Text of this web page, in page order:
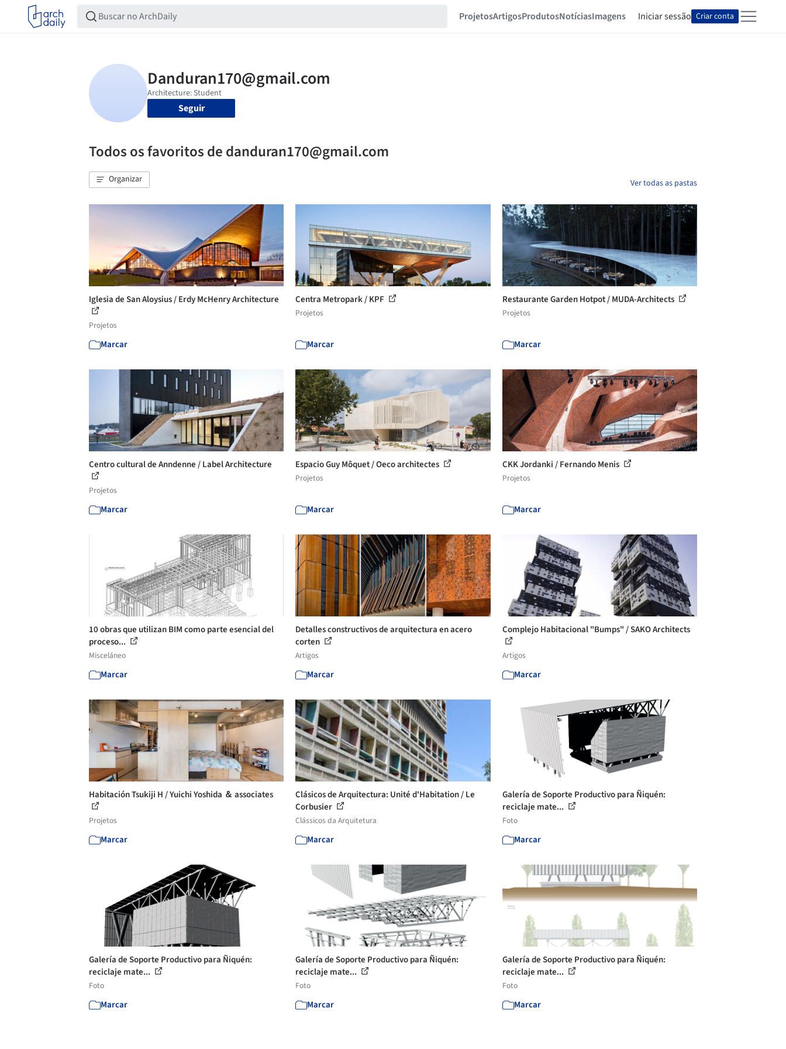
ProjetosArtigosProdutosNotíciasImagens Iniciar sessão Criar conta
Seguir
Todos os favoritos de danduran170@gmail.com
Organizar Ver todas as pastas
Iglesia de San Aloysius / Erdy McHenry Architecture
Projetos
Marcar
Centra Metropark / KPF
Projetos
Marcar
Restaurante Garden Hotpot / MUDA-Architects
Projetos
Marcar
Centro cultural de Anndenne / Label Architecture
Projetos
Marcar
Espacio Guy Môquet / Oeco architectes
Projetos
Marcar
CKK Jordanki / Fernando Menis
Projetos
Marcar
10 obras que utilizan BIM como parte esencial del
proceso...
Misceláneo
Marcar
Detalles constructivos de arquitectura en acero
corten
Artigos
Marcar
Complejo Habitacional "Bumps" / SAKO Architects
Artigos
Marcar
Habitación Tsukiji H / Yuichi Yoshida ＆ associates
Projetos
Marcar
Clásicos de Arquitectura: Unité d'Habitation / Le
Corbusier
Clássicos da Arquitetura
Marcar
Galería de Soporte Productivo para Ñiquén:
reciclaje mate...
Foto
Marcar
Galería de Soporte Productivo para Ñiquén:
reciclaje mate...
Foto
Marcar
Galería de Soporte Productivo para Ñiquén:
reciclaje mate...
Foto
Marcar
Galería de Soporte Productivo para Ñiquén:
reciclaje mate...
Foto
Marcar